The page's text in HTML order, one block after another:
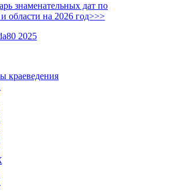
знаменательных дат по
области на 2026 год>>>
краеведения